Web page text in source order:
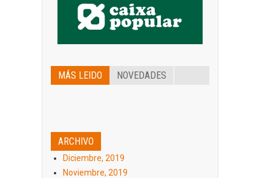
MÁS LEIDO NOVEDADES
ARCHIVO
Diciembre, 2019
Noviembre, 2019